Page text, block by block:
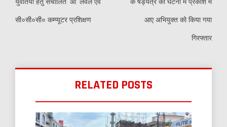
सी०सी०सी० कम्प्यूटर प्रशिक्षण आए अभियुक्त को किया गया
गिरफ्तार
RELATED POSTS